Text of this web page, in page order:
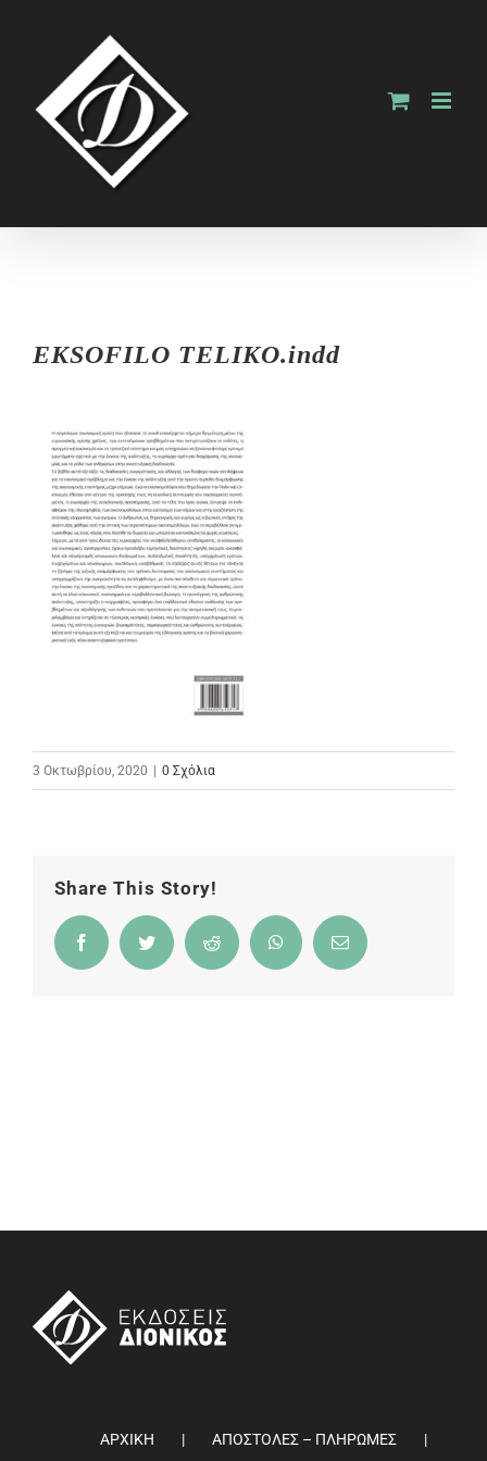
content
EKSOFILO TELIKO.indd
3 Οκτωβρίου, 2020 0 Σχόλια
Share This Story!
FacebookTwitter Reddit WhatsAppEmail
ΑΡΧΙΚΗ ΑΠΟΣΤΟΛΕΣ – ΠΛΗΡΩΜΕΣ